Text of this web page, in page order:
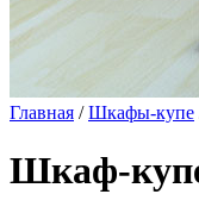
Главная /Шкафы-купе
Шкаф-